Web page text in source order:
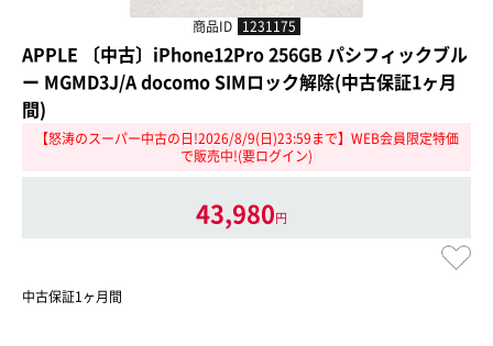
商品ID 1231175
APPLE 〔中古〕iPhone12Pro 256GB パシフィックブル
ー MGMD3J/A docomo SIMロック解除(中古保証1ヶ月
間)
【怒涛のスーパー中古の日!2026/8/9(日)23:59まで】WEB会員限定特価
で販売中!(要ログイン)
43,980円
中古保証1ヶ月間